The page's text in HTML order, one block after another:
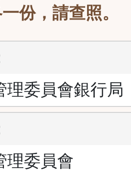
份，請查照。
理委員會銀行局
理委員會